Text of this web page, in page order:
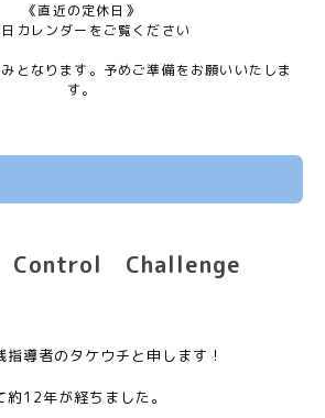
《直近の定休日》
カレンダーをご覧ください
となります。予めご準備をお願いいたしま
す。
Challenge
導者のタケウチと申します！
12年が経ちました。